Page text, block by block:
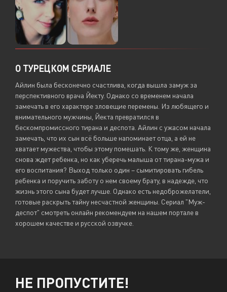
О ТУРЕЦКОМ СЕРИАЛЕ
Айлин была бесконечно счастлива, когда вышла замуж за
перспективного врача Йекту. Однако со временем начала
замечать в его характере зловещие перемены. Из любящего и
внимательного мужчины, Йекта превратился в
бескомпромиссного тирана и деспота. Айлин с ужасом начала
замечать, что их сын всё больше напоминает отца, а ей не
хватает мужества, чтобы этому помешать. К тому же, женщина
снова ждет ребенка, но как уберечь малыша от тирана-мужа и
его воспитания? Выход только один – сымитировать гибель
ребенка и поручить заботу о нем своему брату, в надежде, что
жизнь этого сына будет лучше. Однако есть недоброжелатели,
готовые раскрыть тайну несчастной женщины. Сериал "Муж-
деспот" смотреть онлайн рекомендуем на нашем портале в
хорошем качестве и русской озвучке.
НЕ ПРОПУСТИТЕ!